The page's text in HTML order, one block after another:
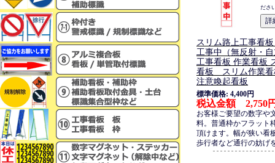
ださ
スリム路上工事看板
工事中（無反射・
工事看板 作業看板
看板 スリム作業看
注意喚起看板
標準価格: 4,400円
税込金額 2,750
お客様ご要望の数字や
料。普通枠かフラット
頂けます。幅が狭い看
歩行者など通行の妨げ